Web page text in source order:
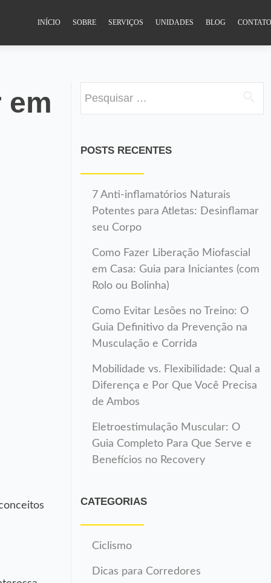
INÍCIO SOBRE SERVIÇOS UNIDADES BLOG CONTATO
em
POSTS RECENTES
7 Anti-inflamatórios Naturais
Potentes para Atletas: Desinflamar
seu Corpo
Como Fazer Liberação Miofascial
em Casa: Guia para Iniciantes (com
Rolo ou Bolinha)
Como Evitar Lesões no Treino: O
Guia Definitivo da Prevenção na
Musculação e Corrida
Mobilidade vs. Flexibilidade: Qual a
Diferença e Por Que Você Precisa
de Ambos
Eletroestimulação Muscular: O
Guia Completo Para Que Serve e
Benefícios no Recovery
CATEGORIAS
Ciclismo
Dicas para Corredores